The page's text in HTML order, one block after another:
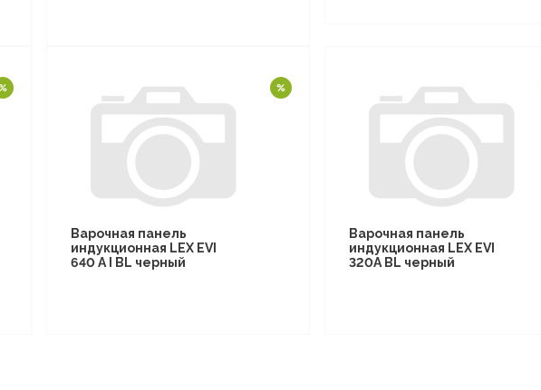
Варочная панель
индукционная LEX EVI
640 A I BL черный
Варочная панель
индукционная LEX EVI
320A BL черный